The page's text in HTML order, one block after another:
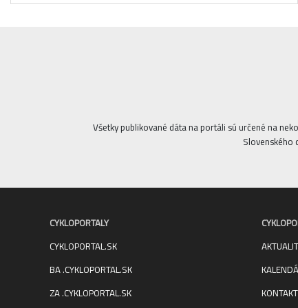
Všetky publikované dáta na portáli sú určené na
Slovenského
CYKLOPORTALY
CYKLOPORTAL.SK
BA .CYKLOPORTAL.SK
ZA .CYKLOPORTAL.SK
KONTAKT